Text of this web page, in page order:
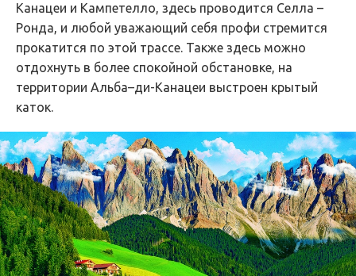
Канацеи и Кампетелло, здесь проводится Селла –
Ронда, и любой уважающий себя профи стремится
прокатится по этой трассе. Также здесь можно
отдохнуть в более спокойной обстановке, на
территории Альба–ди-Канацеи выстроен крытый
каток.